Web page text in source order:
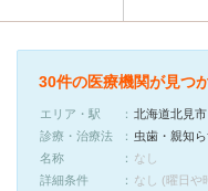
30件の医療機関が見つ
エリア・駅
北海道北見市
診療・治療法
虫歯・親知
名称
なし
詳細条件
なし (曜日や